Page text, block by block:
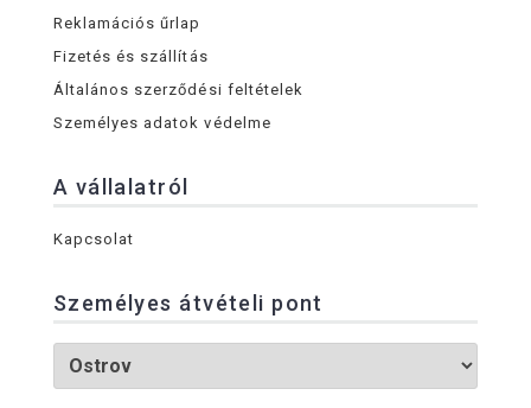
Reklamációs űrlap
Fizetés és szállítás
Általános szerződési feltételek
Személyes adatok védelme
A vállalatról
Kapcsolat
Személyes átvételi pont